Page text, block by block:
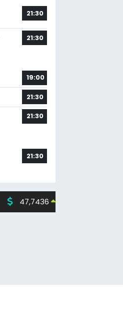
21:30
21:30
19:00
21:30
21:30
21:30
47,7436